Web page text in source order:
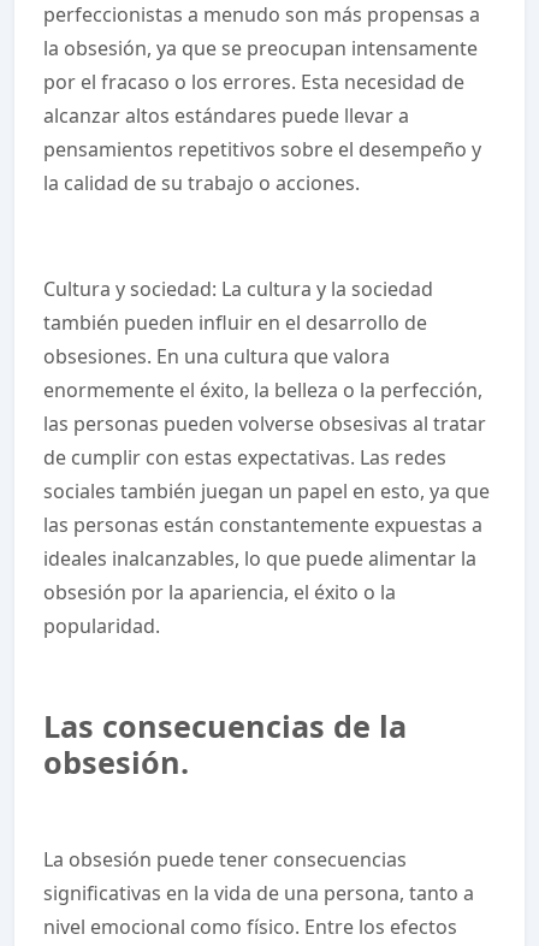
perfeccionistas a menudo son más propensas a
la obsesión, ya que se preocupan intensamente
por el fracaso o los errores. Esta necesidad de
alcanzar altos estándares puede llevar a
pensamientos repetitivos sobre el desempeño y
la calidad de su trabajo o acciones.
Cultura y sociedad: La cultura y la sociedad
también pueden influir en el desarrollo de
obsesiones. En una cultura que valora
enormemente el éxito, la belleza o la perfección,
las personas pueden volverse obsesivas al tratar
de cumplir con estas expectativas. Las redes
sociales también juegan un papel en esto, ya que
las personas están constantemente expuestas a
ideales inalcanzables, lo que puede alimentar la
obsesión por la apariencia, el éxito o la
popularidad.
Las consecuencias de la
obsesión.
La obsesión puede tener consecuencias
significativas en la vida de una persona, tanto a
nivel emocional como físico. Entre los efectos